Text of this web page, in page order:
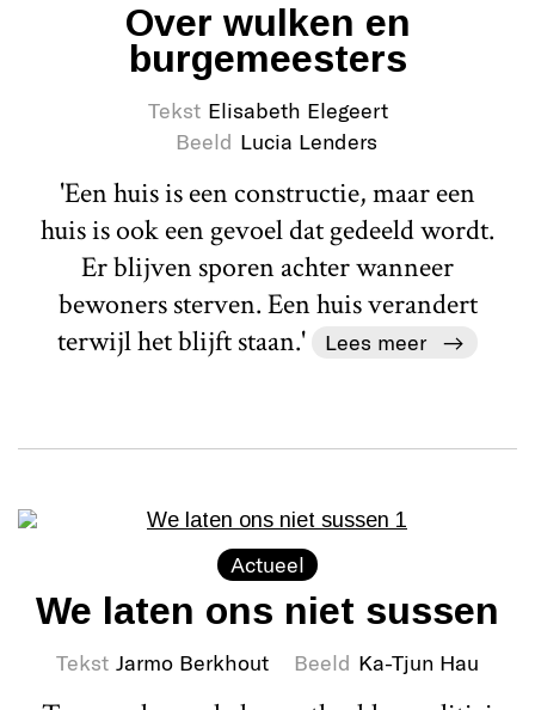
Over wulken en
burgemeesters
Tekst Elisabeth Elegeert
Beeld Lucia Lenders
'Een huis is een constructie, maar een
huis is ook een gevoel dat gedeeld wordt.
Er blijven sporen achter wanneer
bewoners sterven. Een huis verandert
terwijl het blijft staan.'
Lees meer
Actueel
We laten ons niet sussen
Tekst Jarmo Berkhout Beeld Ka-Tjun Hau